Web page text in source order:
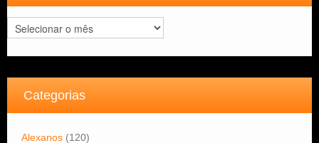
Arquivos
Categorias
Alexanos (120)